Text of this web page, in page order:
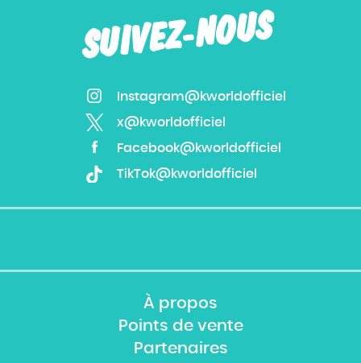
SUIVEZ-NOUS
Instagram@kworldofficiel
x@kworldofficiel
Facebook@kworldofficiel
TikTok@kworldofficiel
À propos
Points de vente
Partenaires